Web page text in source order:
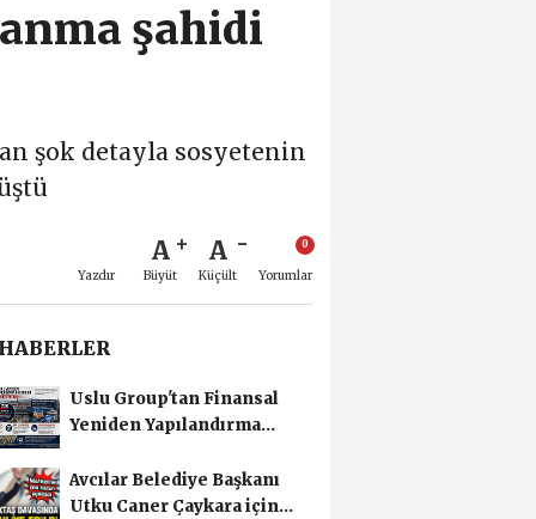
şahidi
şok detayla sosyetenin
Yazdır
A
Büyüt
A
Küçült Yorumlar
Uslu Group'tan Finansal
Yeniden Yapılandırma
Avcılar Belediye Başkanı
Utku Caner Çaykara için